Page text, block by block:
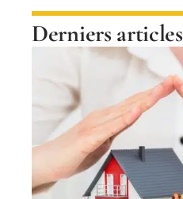
Derniers articles